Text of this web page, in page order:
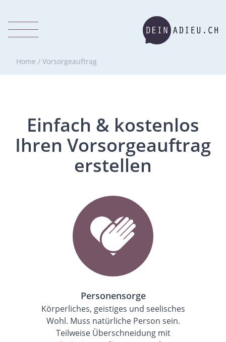
Home / Vorsorgeauftrag
Einfach & kostenlos
Ihren Vorsorgeauftrag
erstellen
Personensorge
Körperliches, geistiges und seelisches
Wohl. Muss natürliche Person sein.
Teilweise Überschneidung mit